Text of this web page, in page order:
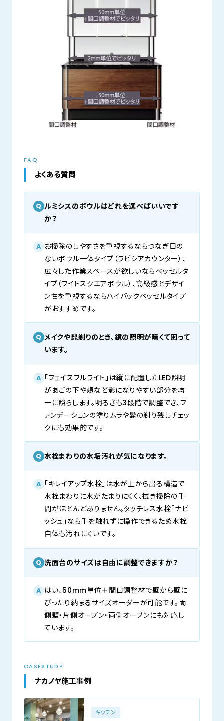
FAQ
よくある質問
Q ルミシスのボウルはどれを選べばいいです
か？
A お掃除のしやすさを重視するならつなぎ目の
ないボウル一体タイプ（ラピシアカウンター）、
広々した作業スペースが欲しいならベッセルタ
イプ（ワイドスクエアボウル）、高級感とデザイ
ン性を重視するならハイバックベッセルタイプ
がおすすめです。
Q メイクや髭剃りのとき、鏡の照明が暗くて困って
います。
A 「フェイスフルライト」は縦に配置したLED照明
があごの下や頬など影になりやすい部分を均
一に照らします。明るさも3段階で調整でき、フ
ァンデーションの塗りムラや髭の剃り残しチェッ
クにも効果的です。
Q 水栓まわりの水垢汚れが気になります。
A 「キレイアップ水栓」は水が上から出る構造で
水栓まわりに水がたまりにくく、拭き掃除の手
間がほとんどありません。タッチレス水栓「ナビ
ッシュ」なら手を触れずに操作できるため水栓
自体も汚れにくいです。
Q 洗面台のサイズは自由に調整できますか？
A はい、50mm単位＋間口調整材で壁から壁に
ぴったり納まるサイズオーダーが可能です。両
側壁・片側オープン・両側オープンにも対応し
ています。
CASESTUDY
ナカノヤ施工事例
キッチン